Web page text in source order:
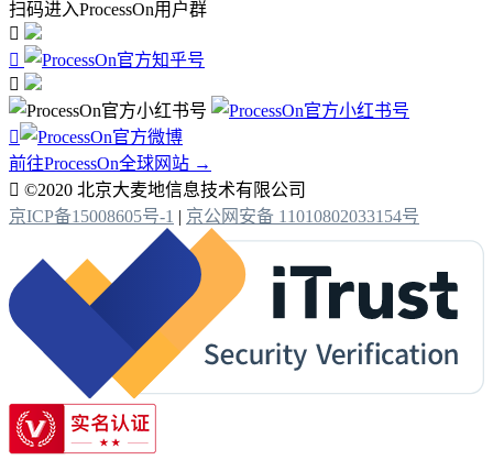
扫码进入ProcessOn用户群




前往ProcessOn全球网站 →
 ©2020 北京大麦地信息技术有限公司
京ICP备15008605号-1 | 京公网安备 11010802033154号